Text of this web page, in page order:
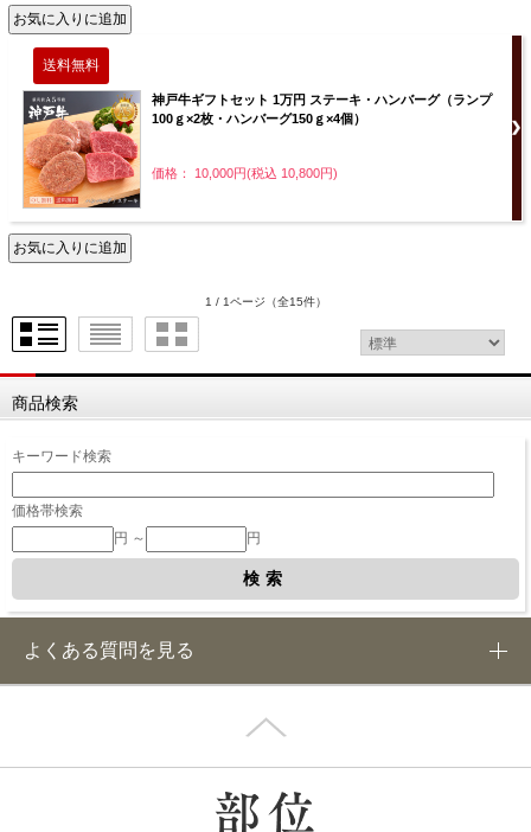
神戸牛ギフトセット 1万円 ステーキ・ハンバーグ（ランプ
100ｇ×2枚・ハンバーグ150ｇ×4個）
価格： 10,000円(税込 10,800円)
1 / 1ページ （全15件）
商品検索
キーワード検索
価格帯検索
円 ～
円
よくある質問を見る